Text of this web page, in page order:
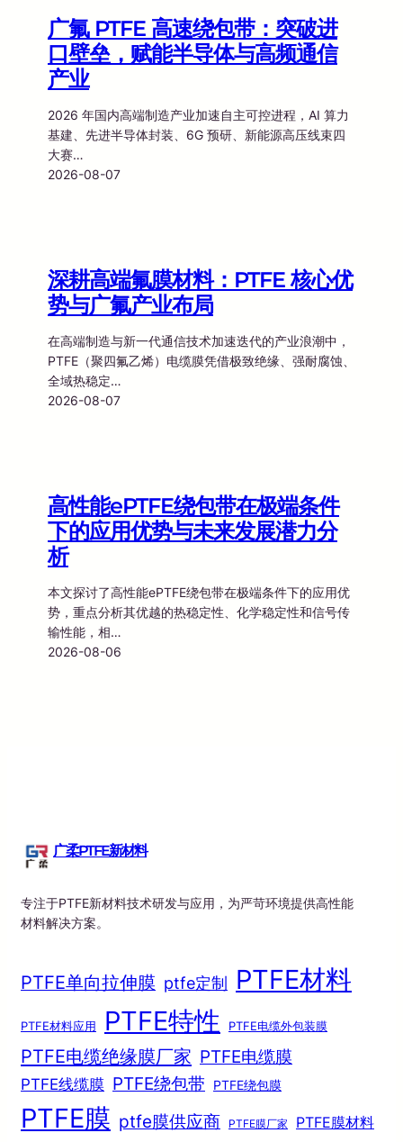
广氟 PTFE 高速绕包带：突破进
口壁垒，赋能半导体与高频通信
产业
2026 年国内高端制造产业加速自主可控进程，AI 算力
基建、先进半导体封装、6G 预研、新能源高压线束四
大赛…
2026-08-07
深耕高端氟膜材料：PTFE 核心优
势与广氟产业布局
在高端制造与新一代通信技术加速迭代的产业浪潮中，
PTFE（聚四氟乙烯）电缆膜凭借极致绝缘、强耐腐蚀、
全域热稳定…
2026-08-07
高性能ePTFE绕包带在极端条件
下的应用优势与未来发展潜力分
析
本文探讨了高性能ePTFE绕包带在极端条件下的应用优
势，重点分析其优越的热稳定性、化学稳定性和信号传
输性能，相…
2026-08-06
广柔PTFE新材料
专注于PTFE新材料技术研发与应用，为严苛环境提供高性能
材料解决方案。
PTFE单向拉伸膜 ptfe定制 PTFE材料
PTFE材料应用 PTFE特性 PTFE电缆外包装膜
PTFE电缆绝缘膜厂家 PTFE电缆膜
PTFE线缆膜 PTFE绕包带 PTFE绕包膜
PTFE膜 ptfe膜供应商 PTFE膜厂家 PTFE膜材料